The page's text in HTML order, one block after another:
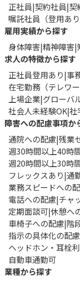
正社員 契約社員 契
嘱託社員（登用あり
雇用実績から探す
身体障害 精神障害
求人の特徴から探す
正社員登用あり 事
在宅勤務（テレワ
上場企業 グローバ
社会人未経験OK 社
障害への配慮事項か
通院への配慮 残業
週30時間以上40時
週20時間以上30時
フレックスあり 通
業務スピードへの
電話への配慮 チャ
定期面談可 休憩へ
車椅子への配慮 階
指示の具体化の配慮
ヘッドホン・耳栓
自動車通勤可
業種から探す